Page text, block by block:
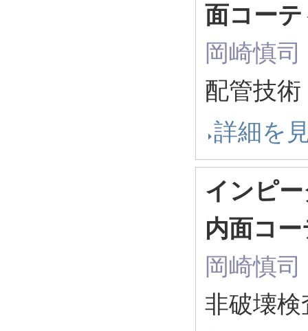
面コー
岡崎慎司
配管技
詳細を
インピ
内面コ
岡崎慎司
非破壊